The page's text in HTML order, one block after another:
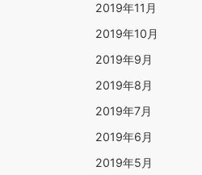
2019年11月
2019年10月
2019年9月
2019年8月
2019年7月
2019年6月
2019年5月